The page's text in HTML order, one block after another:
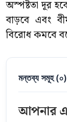
অস্পষ্টতা দূর
বাড়বে এবং
বিরোধ কমবে
মন্তব্য সমূহ (০)
আপনার